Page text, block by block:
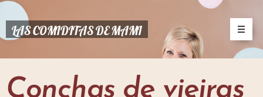
LAS COMIDITAS DE MAMI
Conchas de vieiras